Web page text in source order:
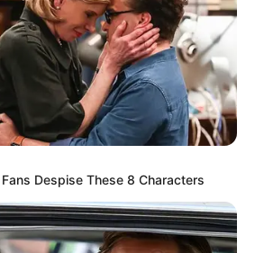
Despise These 8 Characters